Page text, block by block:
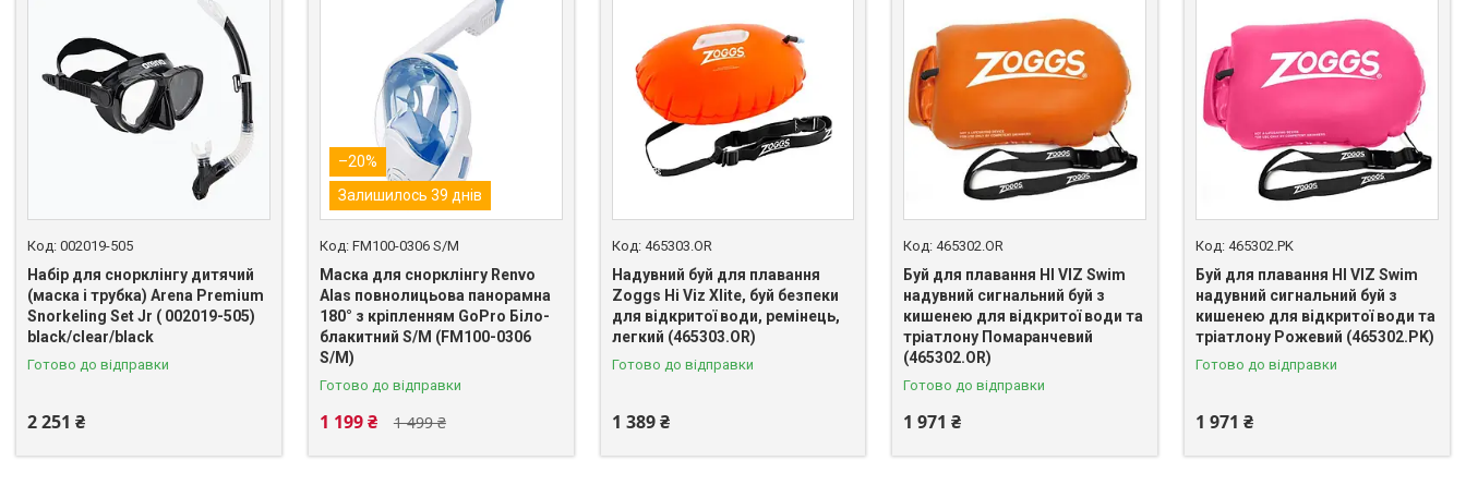
002019-505
Набір для снорклінгу дитячий
(маска і трубка) Arena Premium
Snorkeling Set Jr ( 002019-505)
black/clear/black
Готово до відправки
2 251 ₴
–20%
Залишилось 39 днів
FM100-0306 S/M
Маска для снорклінгу Renvo
Alas повнолицьова панорамна
180° з кріпленням GoPro Біло-
блакитний S/M (FM100-0306
S/M)
Готово до відправки
1 499 ₴
1 199 ₴
465303.OR
Надувний буй для плавання
Zoggs Hi Viz Xlite, буй безпеки
для відкритої води, ремінець,
легкий (465303.OR)
Готово до відправки
1 389 ₴
465302.OR
Буй для плавання HI VIZ Swim
надувний сигнальний буй з
кишенею для відкритої води та
тріатлону Помаранчевий
(465302.OR)
Готово до відправки
1 971 ₴
465302.PK
Буй для плавання HI VIZ Swim
надувний сигнальний буй з
кишенею для відкритої води та
тріатлону Рожевий (465302.PK)
Готово до відправки
1 971 ₴